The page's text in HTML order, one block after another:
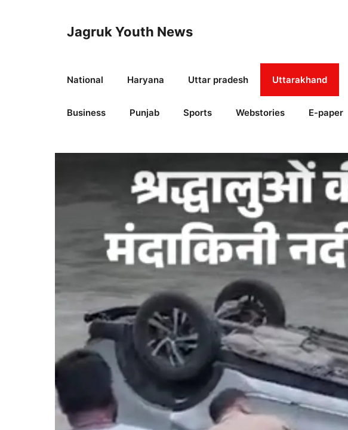
Jagruk Youth News
National Haryana Uttar pradesh Uttarakhand
Business Punjab Sports Webstories E-paper